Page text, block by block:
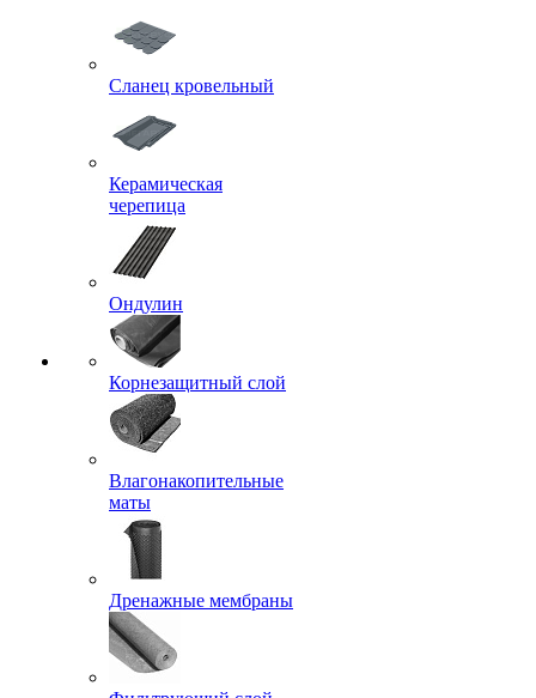
Сланец кровельный
Керамическая
черепица
Ондулин
Корнезащитный слой
Влагонакопительные
маты
Дренажные мембраны